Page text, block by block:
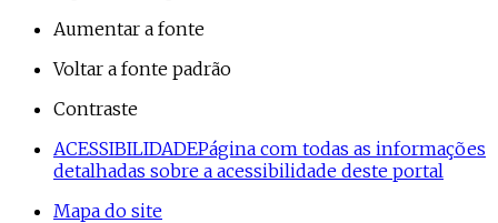
Aumentar a fonte
Voltar a fonte padrão
Contraste
ACESSIBILIDADEPágina com todas as informações
detalhadas sobre a acessibilidade deste portal
Mapa do site